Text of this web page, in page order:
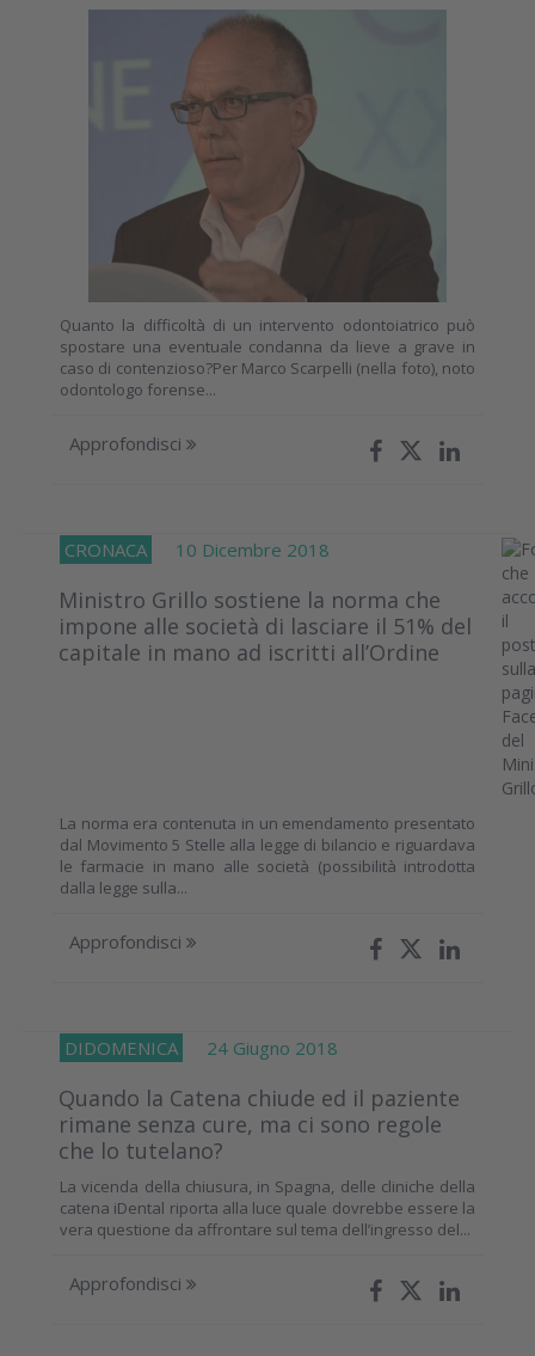
Quanto la difficoltà di un intervento odontoiatrico può
spostare una eventuale condanna da lieve a grave in
caso di contenzioso?Per Marco Scarpelli (nella foto), noto
odontologo forense...
Approfondisci
CRONACA 10 Dicembre 2018
Ministro Grillo sostiene la norma che
impone alle società di lasciare il 51% del
capitale in mano ad iscritti all’Ordine
La norma era contenuta in un emendamento presentato
dal Movimento 5 Stelle alla legge di bilancio e riguardava
le farmacie in mano alle società (possibilità introdotta
dalla legge sulla...
Approfondisci
DIDOMENICA 24 Giugno 2018
Quando la Catena chiude ed il paziente
rimane senza cure, ma ci sono regole
che lo tutelano?
La vicenda della chiusura, in Spagna, delle cliniche della
catena iDental riporta alla luce quale dovrebbe essere la
vera questione da affrontare sul tema dell’ingresso del...
Approfondisci